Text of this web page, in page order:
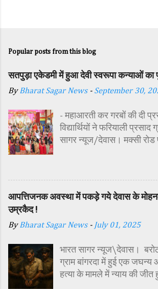
Popular posts from this blog
सतपुड़ा एकेडमी में हुआ देवी स्वरूपा कन्याओं का
ByBharat Sagar News - September 30,
- महाआरती कर गरबों की दी
विद्यार्थियों ने फरियाली
सागर न्यूज/देवास। मक्सी रोड
पावन अवसर पर कन्या पूजन
परिसर में तोरण, रंगोली से
गई। सर्वप्रथम मुख्य अतिथि
विशिष्ट अतिथि शासकीय
अध्यक्ष एवं भाजपा जिला
स्वास्थ विभाग जिला कार्यक्रम
स्वास्थ विभाग सहायक
आपत्तिजनक अवस्था में पकड़े गये देवास के
उम्रकैद !
ByBharat Sagar News - July 01, 2025
भारत सागर न्यूज\देवास।
ग्राम बांगरदा में हुई एक
हत्या के मामले में न्याय की जीत